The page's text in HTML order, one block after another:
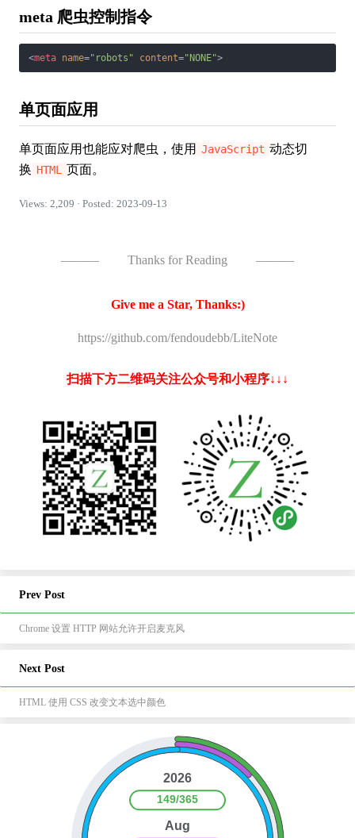
meta 爬虫控制指令
<meta name="robots" content="NONE">
单页面应用
单页面应用也能应对爬虫，使用 JavaScript 动态切
换 HTML 页面。
Views: 2,209 · Posted: 2023-09-13
——— Thanks for Reading ———
Give me a Star, Thanks:)
https://github.com/fendoudebb/LiteNote
扫描下方二维码关注公众号和小程序↓↓↓
Prev Post
Chrome 设置 HTTP 网站允许开启麦克风
Next Post
HTML 使用 CSS 改变文本选中颜色